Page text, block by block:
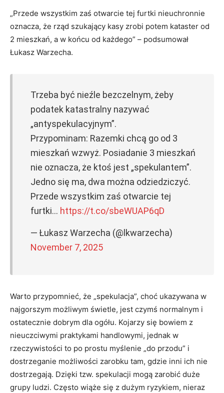
„Przede wszystkim zaś otwarcie tej furtki nieuchronnie
oznacza, że rząd szukający kasy zrobi potem kataster od
2 mieszkań, a w końcu od każdego” – podsumował
Łukasz Warzecha.
Trzeba być nieźle bezczelnym, żeby
podatek katastralny nazywać
„antyspekulacyjnym”.
Przypominam: Razemki chcą go od 3
mieszkań wzwyż. Posiadanie 3 mieszkań
nie oznacza, że ktoś jest „spekulantem”.
Jedno się ma, dwa można odziedziczyć.
Przede wszystkim zaś otwarcie tej
furtki… https://t.co/sbeWUAP6qD
— Łukasz Warzecha (@lkwarzecha)
November 7, 2025
Warto przypomnieć, że „spekulacja”, choć ukazywana w
najgorszym możliwym świetle, jest czymś normalnym i
ostatecznie dobrym dla ogółu. Kojarzy się bowiem z
nieuczciwymi praktykami handlowymi, jednak w
rzeczywistości to po prostu myślenie „do przodu” i
dostrzeganie możliwości zarobku tam, gdzie inni ich nie
dostrzegają. Dzięki tzw. spekulacji mogą zarobić duże
grupy ludzi. Często wiąże się z dużym ryzykiem, nieraz